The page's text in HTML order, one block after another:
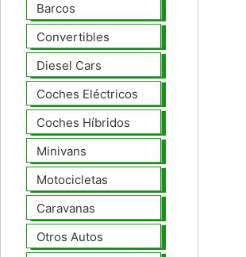
Barcos
Convertibles
Diesel Cars
Coches Eléctricos
Coches Híbridos
Minivans
Motocicletas
Caravanas
Otros Autos